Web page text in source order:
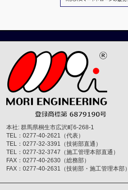
本社: 群馬県桐生市広沢町6-268-1
TEL：0277-40-2621（代表）
TEL：0277-32-3391（技術部直通）
TEL：0277-32-3747（施工管理本部直通）
FAX：0277-40-2630（総務部）
FAX：0277-40-2631（技術部・施工管理本部）